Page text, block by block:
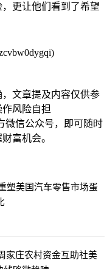
更让他们看到了希望
文章提及内容仅供参
风险自担
微信公众号，即可随时
富机会。
塑美国汽车零售市场蛋
家庄农村资金互助社美